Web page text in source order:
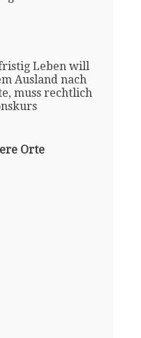
Leben will
Ausland nach
muss rechtlich
Orte